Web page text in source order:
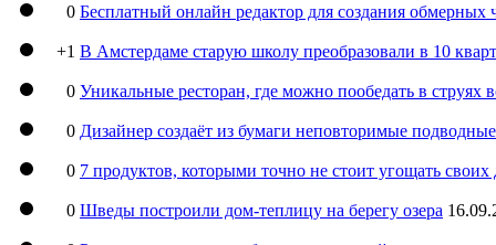
0 Бесплатный онлайн редактор для создания обмерных
+1 В Амстердаме старую школу преобразовали в 10
0 Уникальные ресторан, где можно пообедать в струях
0 Дизайнер создаёт из бумаги неповторимые
0 7 продуктов, которыми точно не стоит угощать
0 Шведы построили дом-теплицу на берегу озера